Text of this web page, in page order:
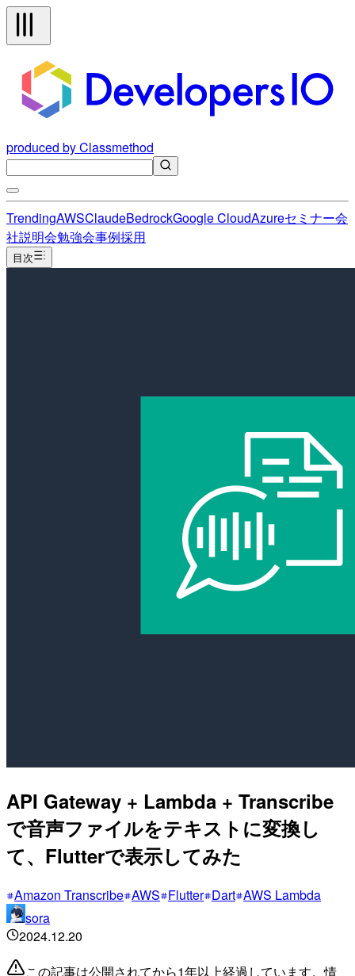
produced by Classmethod
TrendingAWSClaudeBedrockGoogle CloudAzureセミナー会
社説明会勉強会事例採用
目次
API Gateway + Lambda + Transcribe
で音声ファイルをテキストに変換し
て、Flutterで表示してみた
Amazon Transcribe AWS Flutter Dart AWS Lambda
sora
2024.12.20
この記事は公開されてから1年以上経過しています。情